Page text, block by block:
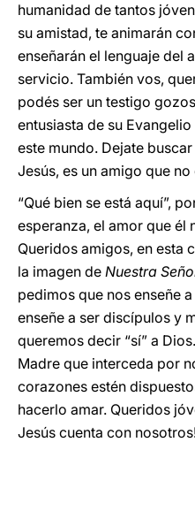
humanidad de tantos
su amistad, te animarán
enseñarán el lenguaje del
servicio. También vos,
podés ser un testigo
entusiasta de su
este mundo. Dejate
Jesús, es un amigo que
“Qué bien se está aquí”,
esperanza, el amor que él
Queridos amigos, en esta
la imagen de Nuestra
pedimos que nos enseñe
enseñe a ser discípulos y
queremos decir “sí” a
Madre que interceda por
corazones estén
hacerlo amar. Queridos
Jesús cuenta con